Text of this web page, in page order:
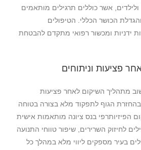
אשר כוללים תרגילים מותאמים
הכושר הכללי. הטיפולים
ידניות ומכשור רפואי מתקדם להבטחת
פציעות וניתוחים
מתהליך השיקום לאחר פציעות
בהחזרת הגוף לתפקוד מלא בצורה בטוחה
הפיזיותרפי בנס ציונה מותאמות אישית
לחיזוק השרירים, שיפור טווחי התנועה
בעיר מספקים ליווי מלא במהלך כל